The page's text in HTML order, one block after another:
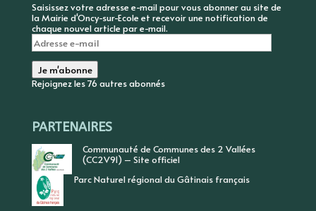
Saisissez votre adresse e-mail pour vous abonner au site de
la Mairie d'Oncy-sur-Ecole et recevoir une notification de
chaque nouvel article par e-mail.
Adresse
e-
mail
Je m'abonne
Rejoignez les 76 autres abonnés
PARTENAIRES
Communauté de Communes des 2 Vallées
(CC2V91) – Site officiel
Parc Naturel régional du Gâtinais français